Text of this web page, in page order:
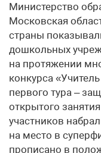
Министерство
Московская
страны
дошкольных
на протяжении
конкурса
первого тура –
открытого
участников
на место в
прописано в